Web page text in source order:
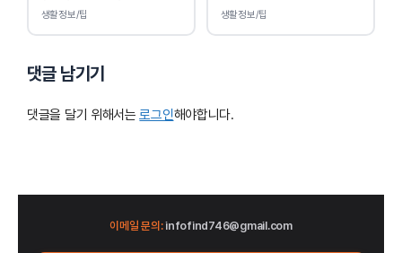
및 예시
생활정보/팁 생활정보/팁
댓글 남기기
댓글을 달기 위해서는 로그인해야합니다.
이메일 문의:infofind746@gmail.com